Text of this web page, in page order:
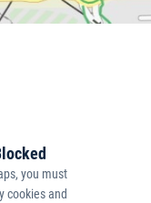
you must
cookies and